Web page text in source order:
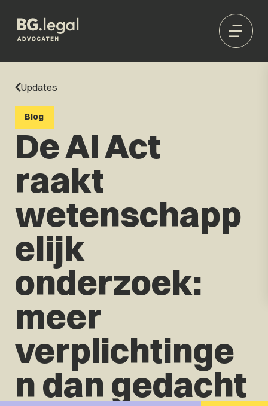
Updates
Blog
De AI Act
raakt
wetenschapp
elijk
onderzoek:
meer
verplichtinge
n dan gedacht